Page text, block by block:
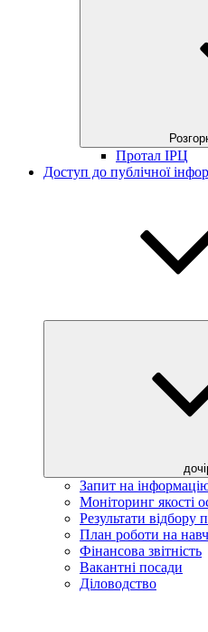
Протал ІРЦ
Доступ до публічної
Запит на
Моніторинг якості
Результати відбору
План роботи на
Фінансова звітність
Вакантні посади
Діловодство